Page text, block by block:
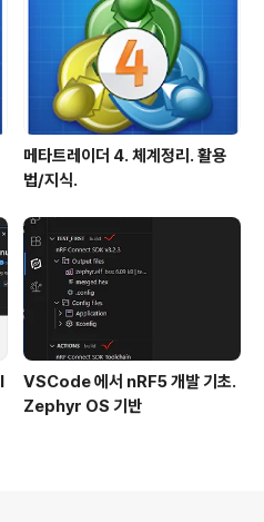
메타트레이더 4. 체계정리. 활용
법/지식.
VSCode 에서 nRF5 개발 기초.
Zephyr OS 기반